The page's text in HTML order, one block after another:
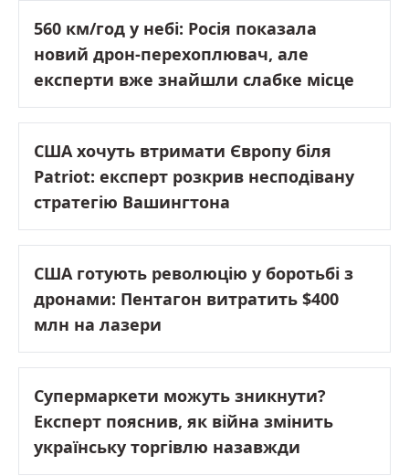
560 км/год у небі: Росія показала
новий дрон-перехоплювач, але
експерти вже знайшли слабке місце
США хочуть втримати Європу біля
Patriot: експерт розкрив несподівану
стратегію Вашингтона
США готують революцію у боротьбі з
дронами: Пентагон витратить $400
млн на лазери
Супермаркети можуть зникнути?
Експерт пояснив, як війна змінить
українську торгівлю назавжди